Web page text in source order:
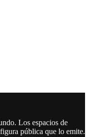
Los espacios de
pública que lo emite.